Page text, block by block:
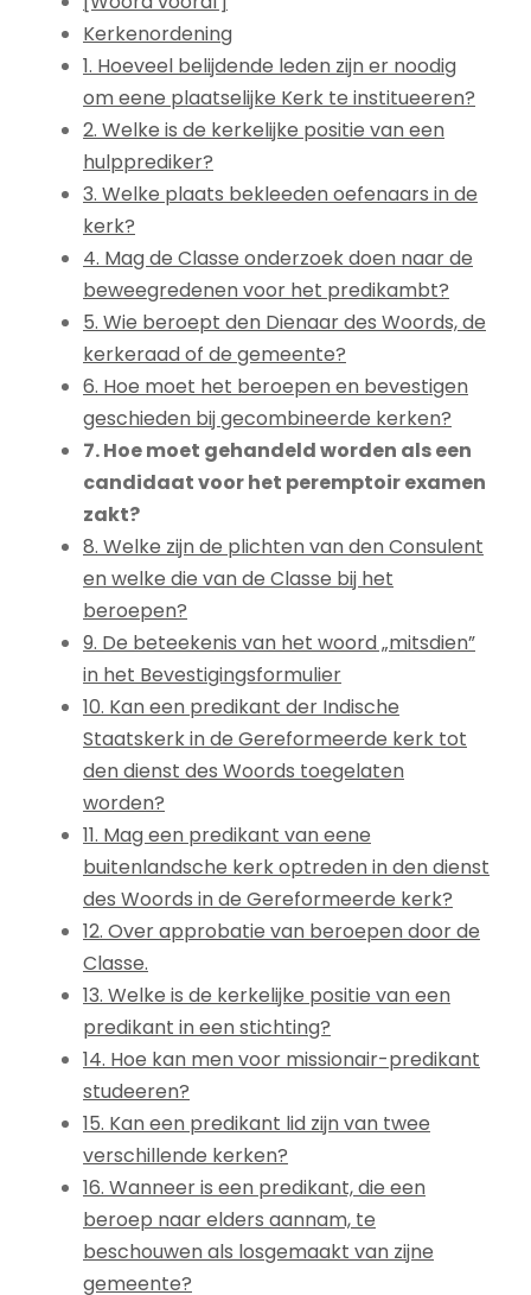
Kerkenordening
1. Hoeveel belijdende leden zijn er noodig
om eene plaatselijke Kerk te institueeren?
2. Welke is de kerkelijke positie van een
hulpprediker?
3. Welke plaats bekleeden oefenaars in de
kerk?
4. Mag de Classe onderzoek doen naar de
beweegredenen voor het predikambt?
5. Wie beroept den Dienaar des Woords, de
kerkeraad of de gemeente?
6. Hoe moet het beroepen en bevestigen
geschieden bij gecombineerde kerken?
7. Hoe moet gehandeld worden als een
candidaat voor het peremptoir examen
zakt?
8. Welke zijn de plichten van den Consulent
en welke die van de Classe bij het
beroepen?
9. De beteekenis van het woord „mitsdien”
in het Bevestigingsformulier
10. Kan een predikant der Indische
Staatskerk in de Gereformeerde kerk tot
den dienst des Woords toegelaten
worden?
11. Mag een predikant van eene
buitenlandsche kerk optreden in den dienst
des Woords in de Gereformeerde kerk?
12. Over approbatie van beroepen door de
Classe.
13. Welke is de kerkelijke positie van een
predikant in een stichting?
14. Hoe kan men voor missionair-predikant
studeeren?
15. Kan een predikant lid zijn van twee
verschillende kerken?
16. Wanneer is een predikant, die een
beroep naar elders aannam, te
beschouwen als losgemaakt van zijne
gemeente?